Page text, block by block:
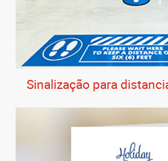
Sinalização para